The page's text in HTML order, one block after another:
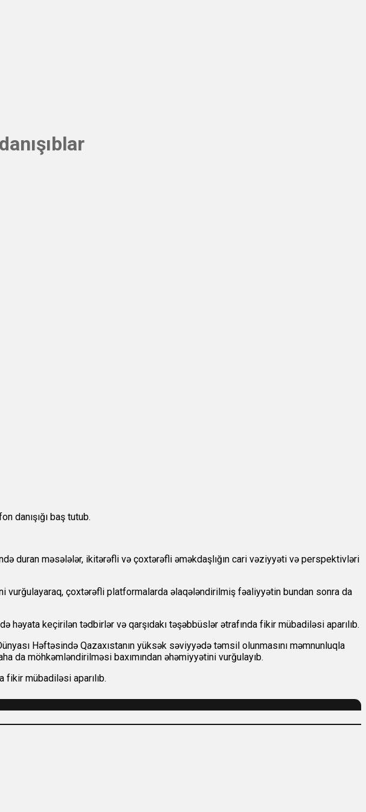
danışığı baş tutub.
duran məsələlər, ikitərəfli və çoxtərəfli əməkdaşlığın cari vəziyyəti və perspektivləri
vurğulayaraq, çoxtərəfli platformalarda əlaqələndirilmiş fəaliyyətin bundan sonra da
həyata keçirilən tədbirlər və qarşıdakı təşəbbüslər ətrafında fikir mübadiləsi aparılıb.
Həftəsində Qazaxıstanın yüksək səviyyədə təmsil olunmasını məmnunluqla
da möhkəmləndirilməsi baxımından əhəmiyyətini vurğulayıb.
fikir mübadiləsi aparılıb.